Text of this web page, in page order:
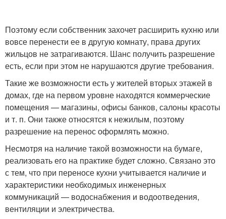
Поэтому если собственник захочет расширить кухню или
вовсе перенести ее в другую комнату, права других
жильцов не затрагиваются. Шанс получить разрешение
есть, если при этом не нарушаются другие требования.
Такие же возможности есть у жителей вторых этажей в
домах, где на первом уровне находятся коммерческие
помещения — магазины, офисы банков, салоны красоты
и т. п. Они также относятся к нежилым, поэтому
разрешение на перенос оформлять можно.
Несмотря на наличие такой возможности на бумаге,
реализовать его на практике будет сложно. Связано это
с тем, что при переносе кухни учитывается наличие и
характеристики необходимых инженерных
коммуникаций — водоснабжения и водоотведения,
вентиляции и электричества.